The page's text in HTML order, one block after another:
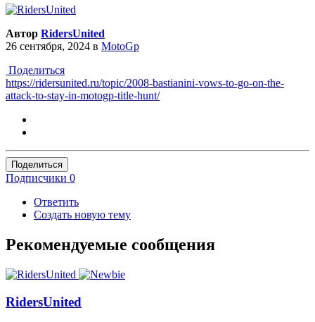
Автор RidersUnited
26 сентября, 2024 в MotoGp
Поделиться
https://ridersunited.ru/topic/2008-bastianini-vows-to-go-on-the-
attack-to-stay-in-motogp-title-hunt/
Поделиться
Подписчики 0
Ответить
Создать новую тему
Рекомендуемые сообщения
RidersUnited